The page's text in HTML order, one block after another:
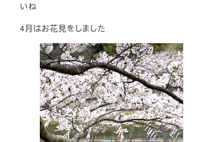
いね
4月はお花見をしました